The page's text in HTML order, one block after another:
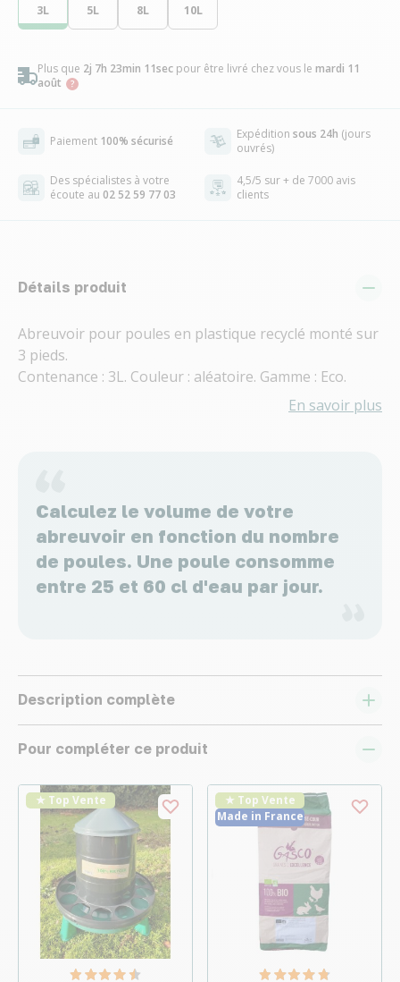
3L 5L 8L 10L
Plus que 2j 7h 23min 11sec pour être livré chez vous le mardi 11
août
Paiement 100% sécurisé Expédition sous 24h (jours
ouvrés)
Des spécialistes à votre
écoute au 02 52 59 77 03
4,5/5 sur + de 7000 avis
clients
Détails produit
Abreuvoir pour poules en plastique recyclé monté sur
3 pieds.
Contenance : 3L. Couleur : aléatoire. Gamme : Eco.
En savoir plus
Calculez le volume de votre
abreuvoir en fonction du nombre
de poules. Une poule consomme
entre 25 et 60 cl d'eau par jour.
Description complète
Pour compléter ce produit
★ Top Vente
★ Top Vente
Made in France